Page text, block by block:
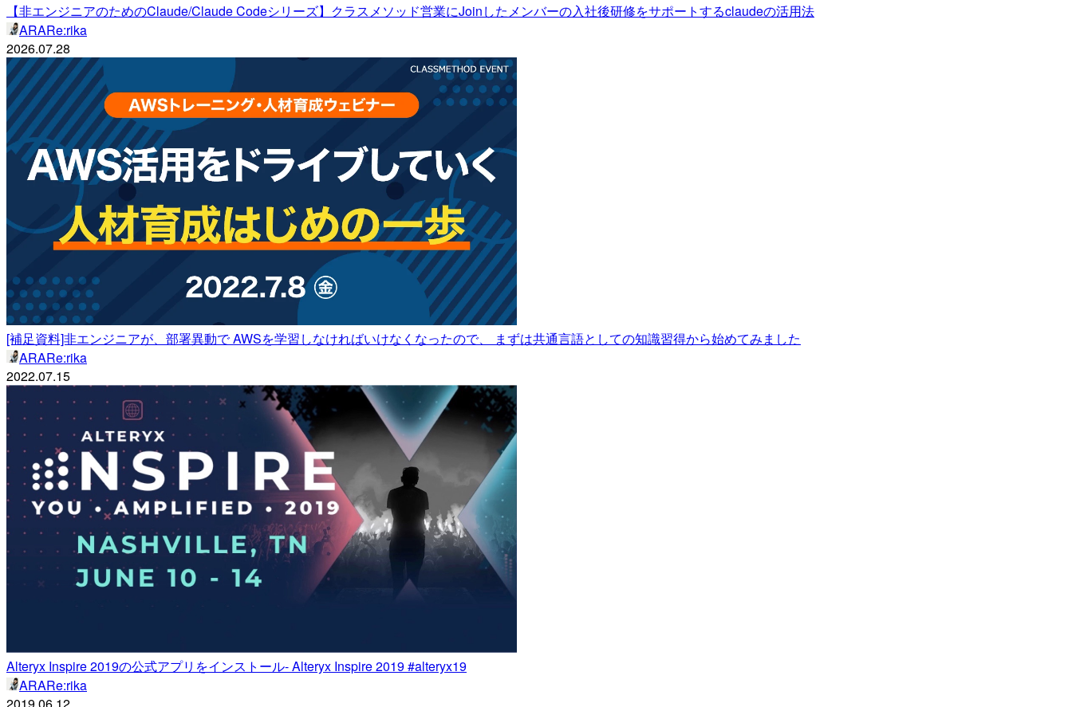
【非エンジニアのためのClaude/Claude Codeシリーズ】クラスメソッド営業にJoinしたメンバーの入社後研修をサポートするclaudeの活用法
ARARe:rika
2026.07.28
[補足資料]非エンジニアが、部署異動で AWSを学習しなければいけなくなったので、 まずは共通言語としての知識習得から始めてみました
ARARe:rika
2022.07.15
Alteryx Inspire 2019の公式アプリをインストール- Alteryx Inspire 2019 #alteryx19
ARARe:rika
2019.06.12